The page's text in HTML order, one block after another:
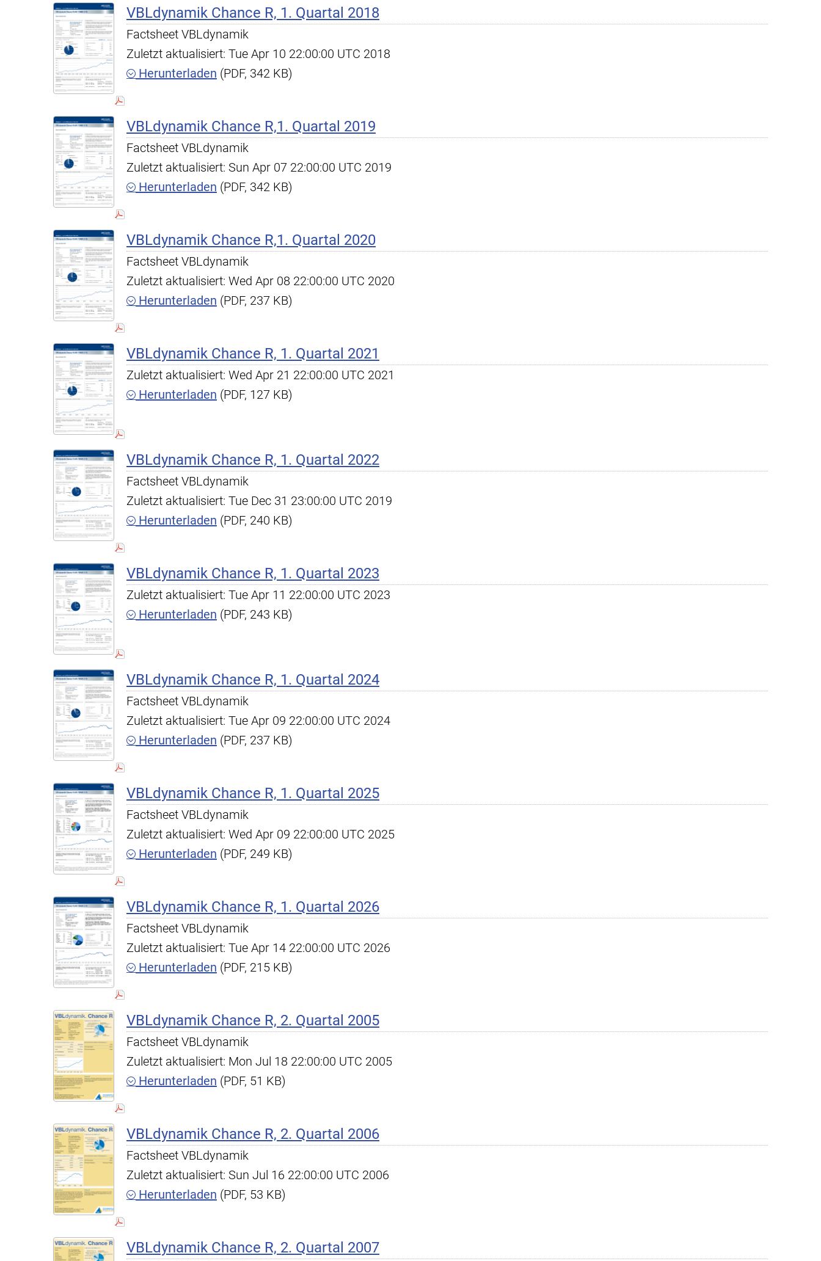
VBLdynamik Chance R, 1. Quartal 2018
Factsheet VBLdynamik
Zuletzt aktualisiert: Tue Apr 10 22:00:00 UTC 2018
Herunterladen (PDF, 342 KB)
VBLdynamik Chance R,1. Quartal 2019
Factsheet VBLdynamik
Zuletzt aktualisiert: Sun Apr 07 22:00:00 UTC 2019
Herunterladen (PDF, 342 KB)
VBLdynamik Chance R,1. Quartal 2020
Factsheet VBLdynamik
Zuletzt aktualisiert: Wed Apr 08 22:00:00 UTC 2020
Herunterladen (PDF, 237 KB)
VBLdynamik Chance R, 1. Quartal 2021
Zuletzt aktualisiert: Wed Apr 21 22:00:00 UTC 2021
Herunterladen (PDF, 127 KB)
VBLdynamik Chance R, 1. Quartal 2022
Factsheet VBLdynamik
Zuletzt aktualisiert: Tue Dec 31 23:00:00 UTC 2019
Herunterladen (PDF, 240 KB)
VBLdynamik Chance R, 1. Quartal 2023
Zuletzt aktualisiert: Tue Apr 11 22:00:00 UTC 2023
Herunterladen (PDF, 243 KB)
VBLdynamik Chance R, 1. Quartal 2024
Factsheet VBLdynamik
Zuletzt aktualisiert: Tue Apr 09 22:00:00 UTC 2024
Herunterladen (PDF, 237 KB)
VBLdynamik Chance R, 1. Quartal 2025
Factsheet VBLdynamik
Zuletzt aktualisiert: Wed Apr 09 22:00:00 UTC 2025
Herunterladen (PDF, 249 KB)
VBLdynamik Chance R, 1. Quartal 2026
Factsheet VBLdynamik
Zuletzt aktualisiert: Tue Apr 14 22:00:00 UTC 2026
Herunterladen (PDF, 215 KB)
VBLdynamik Chance R, 2. Quartal 2005
Factsheet VBLdynamik
Zuletzt aktualisiert: Mon Jul 18 22:00:00 UTC 2005
Herunterladen (PDF, 51 KB)
VBLdynamik Chance R, 2. Quartal 2006
Factsheet VBLdynamik
Zuletzt aktualisiert: Sun Jul 16 22:00:00 UTC 2006
Herunterladen (PDF, 53 KB)
VBLdynamik Chance R, 2. Quartal 2007